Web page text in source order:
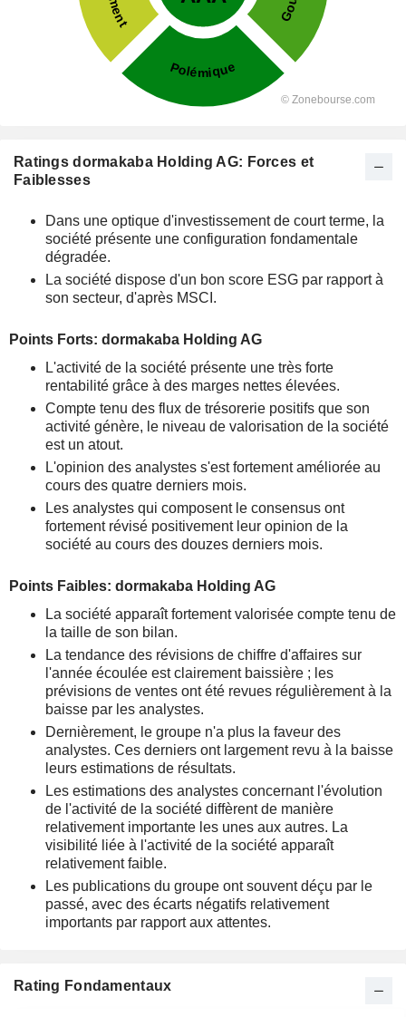
Ratings dormakaba Holding AG: Forces et
Faiblesses
Dans une optique d'investissement de court terme, la
société présente une configuration fondamentale
dégradée.
La société dispose d'un bon score ESG par rapport à
son secteur, d'après MSCI.
Points Forts: dormakaba Holding AG
L'activité de la société présente une très forte
rentabilité grâce à des marges nettes élevées.
Compte tenu des flux de trésorerie positifs que son
activité génère, le niveau de valorisation de la société
est un atout.
L'opinion des analystes s'est fortement améliorée au
cours des quatre derniers mois.
Les analystes qui composent le consensus ont
fortement révisé positivement leur opinion de la
société au cours des douzes derniers mois.
Points Faibles: dormakaba Holding AG
La société apparaît fortement valorisée compte tenu de
la taille de son bilan.
La tendance des révisions de chiffre d'affaires sur
l'année écoulée est clairement baissière ; les
prévisions de ventes ont été revues régulièrement à la
baisse par les analystes.
Dernièrement, le groupe n'a plus la faveur des
analystes. Ces derniers ont largement revu à la baisse
leurs estimations de résultats.
Les estimations des analystes concernant l'évolution
de l'activité de la société diffèrent de manière
relativement importante les unes aux autres. La
visibilité liée à l'activité de la société apparaît
relativement faible.
Les publications du groupe ont souvent déçu par le
passé, avec des écarts négatifs relativement
importants par rapport aux attentes.
Rating Fondamentaux